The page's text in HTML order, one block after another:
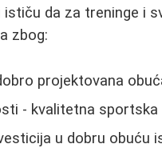
da za treninge i
zbog:
projektovana
- kvalitetna
u dobru obuću